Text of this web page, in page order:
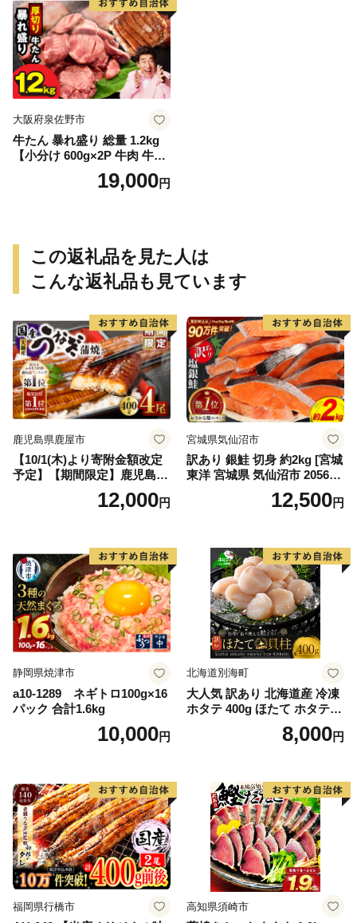
大阪府泉佐野市
牛たん 暴れ盛り 総量 1.2kg
【小分け 600g×2P 牛肉 牛タ
ン 牛たん 厚切り牛タン 焼肉
BBQ キャンプ 焼くだけ 簡単
19,000円
この返礼品を見た人は
こんな返礼品も見ています
鹿児島県鹿屋市
【10/1(木)より寄附金額改定
予定】【期間限定】鹿児島県
大隅産うなぎ蒲焼4尾（400
g） KN007-02312,000円
宮城県気仙沼市
訳あり 銀鮭 切身 約2kg [宮城
東洋 宮城県 気仙沼市 205649
91] 鮭 魚介類 海鮮 訳アリ 規
格外 不揃い さけ サケ 鮭切身
切り身 魚 わけあり
12,500円
静岡県焼津市
a10-1289 ネギトロ100g×16
パック 合計1.6kg
10,000円
北海道別海町
大人気 訳あり 北海道産 冷凍
ホタテ 400g ほたて ホタテ
8,000円
福岡県行橋市 高知県須崎市